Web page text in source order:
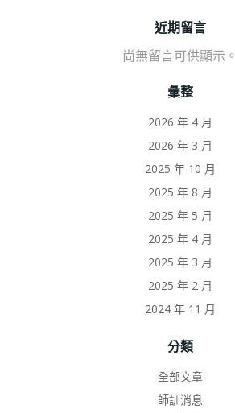
近期留言
尚無留言可供顯示。
彙整
2026 年 4 月
2026 年 3 月
2025 年 10 月
2025 年 8 月
2025 年 5 月
2025 年 4 月
2025 年 3 月
2025 年 2 月
2024 年 11 月
分類
全部文章
師訓消息